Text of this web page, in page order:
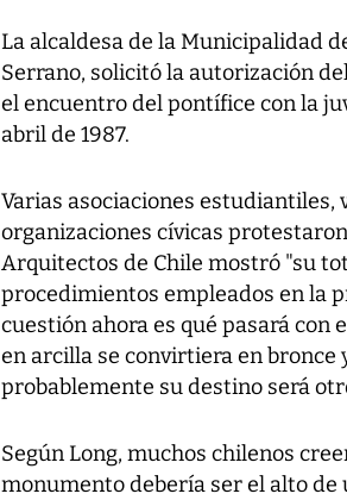
La alcaldesa de la Municipalidad
Serrano, solicitó la autorización
el encuentro del pontífice con la
abril de 1987.
Varias asociaciones
organizaciones cívicas
Arquitectos de Chile mostró "su
procedimientos empleados en la
cuestión ahora es qué pasará con
en arcilla se convirtiera en bronce
probablemente su destino será
Según Long, muchos chilenos
monumento debería ser el alto de